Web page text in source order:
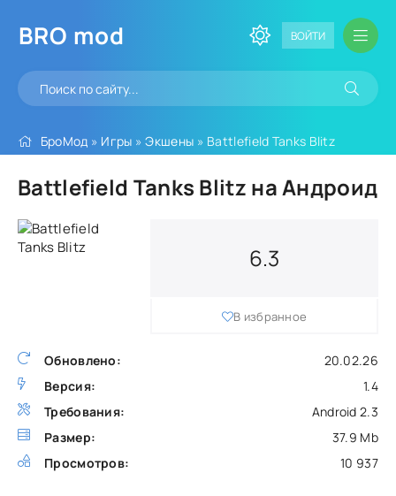
BRO mod ВОЙТИ
БроМод » Игры »Экшены » Battlefield Tanks Blitz
Battlefield Tanks Blitz на Андроид
Обновлено:
20.02.26
Версия:
1.4
Требования:
Android 2.3
Размер:
37.9 Mb
Просмотров:
10 937
6.3
В избранное